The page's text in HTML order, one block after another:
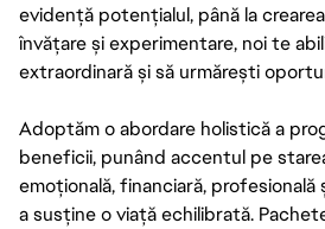
evidență potențialul, până la
învățare și experimentare, noi te
extraordinară și să urmărești
Adoptăm o abordare holistică a
beneficii, punând accentul pe
emoțională, financiară,
a susține o viață echilibrată.